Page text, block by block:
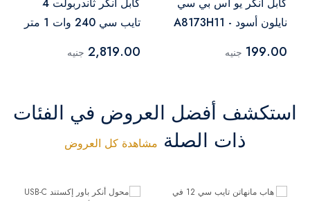
نايلون أسود - A8173H11
199.00 جنيه
تايب سي 240 وات 1 متر
2,819.00 جنيه
استكشف أفضل العروض في الفئات
ذات الصلة مشاهدة كل العروض